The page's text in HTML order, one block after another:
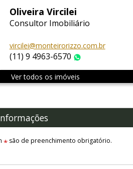
Oliveira Vircilei
Consultor Imobiliário
vircilei@monteirorizzo.com.br
(11) 9 4963-6570
Ver todos os imóveis
* são de preenchimento obrigatório.